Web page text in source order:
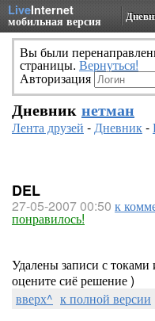
LiveInternet
мобильная версия
Вы были
страницы. Вернуться!
Авторизация
Дневник нетман
Лента друзей -Дневник-
DEL
27-05-2007 00:50 к
понравилось!
Удалены записи с
оцените сиё решение )
вверх^ к полной версии